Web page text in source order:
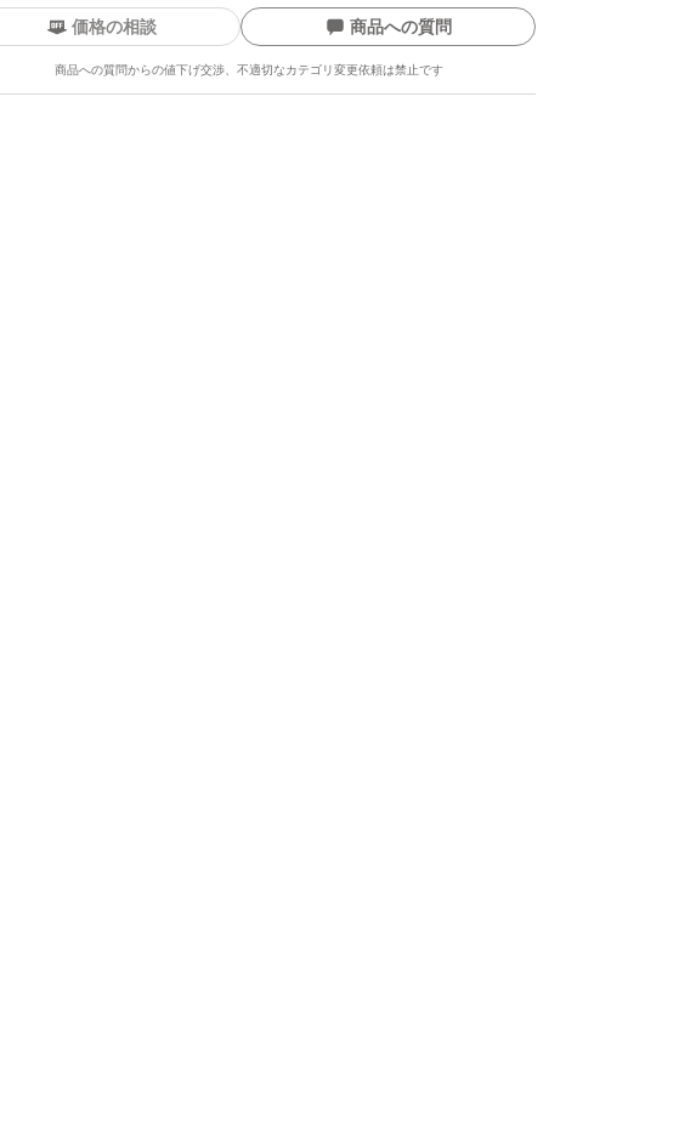
付与しています
なユーザーです
せた実績があります
績があります
ません
た発送日数内に発送してい
ています
ています
価格の相談 商品への質問
商品への質問からの値下げ交渉、不適切なカテゴリ変更依頼は禁止です